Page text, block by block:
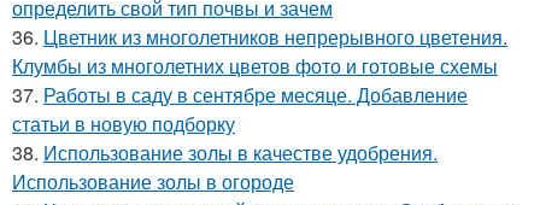
определить свой тип почвы и зачем
36. Цветник из многолетников непрерывного цветения.
Клумбы из многолетних цветов фото и готовые схемы
37. Работы в саду в сентябре месяце. Добавление
статьи в новую подборку
38. Использование золы в качестве удобрения.
Использование золы в огороде